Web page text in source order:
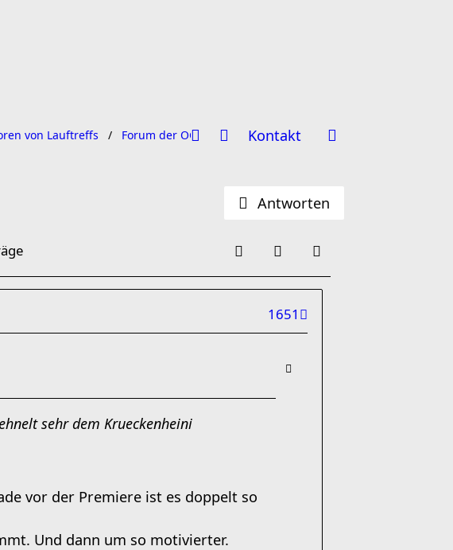
Kontakt
von Lauftreffs Forum der OG Hannover
Antworten
1651
sehr dem Krueckenheini
vor der Premiere ist es doppelt so
Und dann um so motivierter.